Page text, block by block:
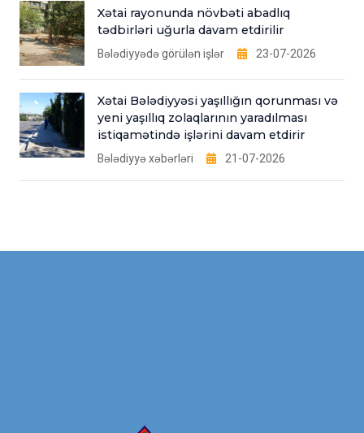
Xətai rayonunda növbəti abadlıq
tədbirləri uğurla davam etdirilir
Bələdiyyədə görülən işlər 23-07-2026
Xətai Bələdiyyəsi yaşıllığın qorunması və
yeni yaşıllıq zolaqlarının yaradılması
istiqamətində işlərini davam etdirir
Bələdiyyə xəbərləri 21-07-2026